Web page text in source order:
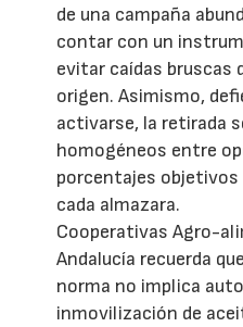
de una campaña
contar con un
evitar caídas bruscas
origen. Asimismo,
activarse, la retirada
homogéneos entre
porcentajes objetivos
cada almazara.
Cooperativas Agro-
Andalucía recuerda
norma no implica
inmovilización de